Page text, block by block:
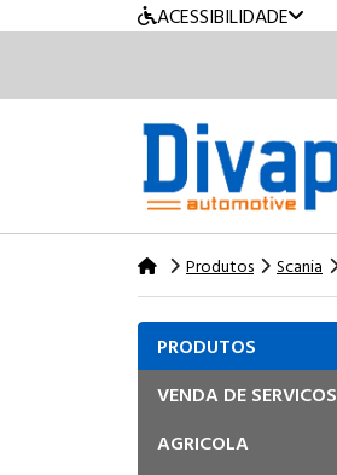
ACESSIBILIDADE
Produtos Scania
PRODUTOS
VENDA DE SERVICOS
AGRICOLA